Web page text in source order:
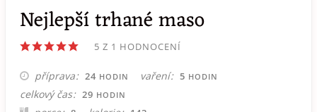
Nejlepší trhané maso
5 Z 1 HODNOCENÍ
příprava 24 HODIN
HODIN vaření 5 HODIN
HODIN
celkový čas 29 HODIN
HODIN